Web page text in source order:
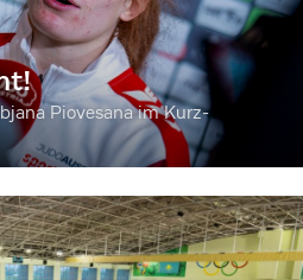
Piovesana im Kurz-